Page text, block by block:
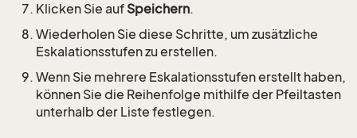
Klicken Sie auf Speichern.
Wiederholen Sie diese Schritte, um zusätzliche
Eskalationsstufen zu erstellen.
Wenn Sie mehrere Eskalationsstufen erstellt haben,
können Sie die Reihenfolge mithilfe der Pfeiltasten
unterhalb der Liste festlegen.